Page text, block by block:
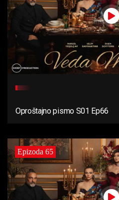
Oproštajno pismo S01 Ep66
Epizoda 65